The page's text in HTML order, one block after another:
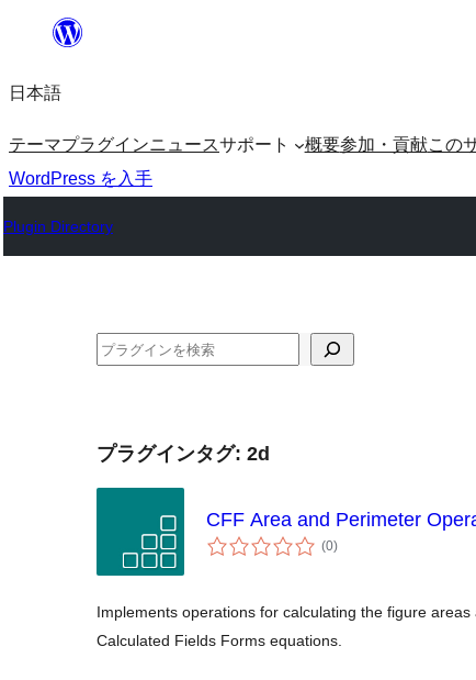
を
ッ
プ
日本語
テーマプラグインニュースサポート 概要参加・貢献この
WordPress を入手
Plugin Directory
検
プラグインタグ: 2d
CFF Area and Perimeter
(0個
の)
Implements operations for calculating the figure
Calculated Fields Forms equations.